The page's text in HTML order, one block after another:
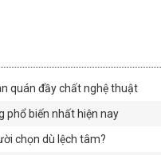
quán đầy chất nghệ thuật
phổ biến nhất hiện nay
chọn dù lệch tâm?